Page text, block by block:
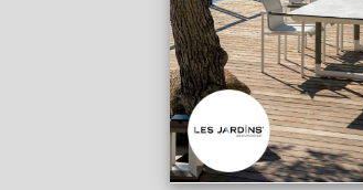
Meubles Combinables
Dessertes
Meubles grils
Pour planchas
Tables roulantes
Housses
Meubles Indépendants
Pour grils